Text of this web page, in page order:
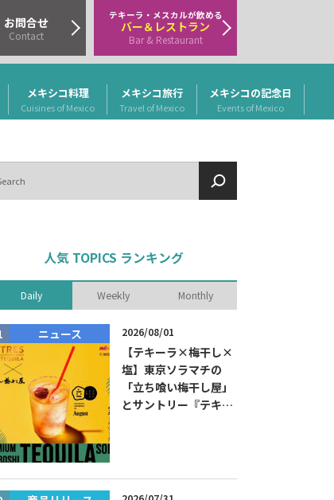
メキシコ料理
Cuisines of Mexico
メキシコ旅行
Travel of Mexico
メキシコの記念日
Events of Mexico
お問合せ
Contact
テキーラ・メスカルが飲める
バー＆レストラン
Bar & Restaurant
人気 TOPICS ランキング
Daily Weekly Monthly
ニュース 2026/08/01
【テキーラ×梅干し×
塩】東京ソラマチの
「立ち喰い梅干し屋」
とサントリー『テキー
8月限定メニューに！